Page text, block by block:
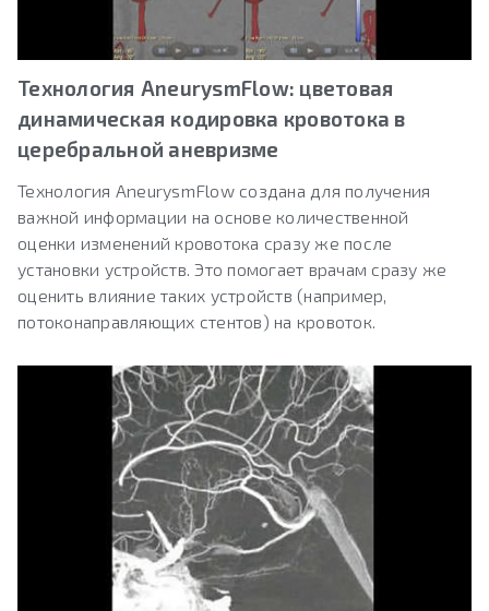
Технология AneurysmFlow: цветовая
динамическая кодировка кровотока в
церебральной аневризме
Технология AneurysmFlow создана для получения
важной информации на основе количественной
оценки изменений кровотока сразу же после
установки устройств. Это помогает врачам сразу же
оценить влияние таких устройств (например,
потоконаправляющих стентов) на кровоток.